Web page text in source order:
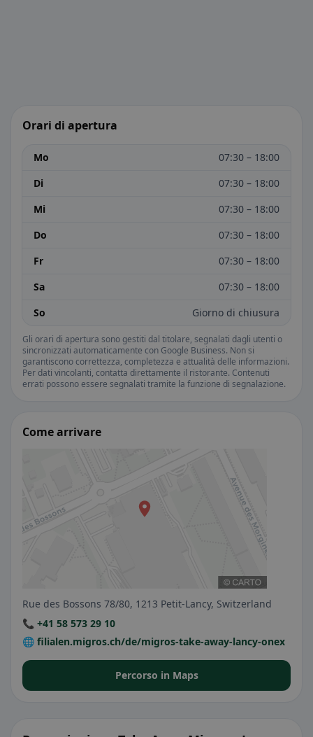
Orari di apertura
Mo
07:30 – 18:00
Di
07:30 – 18:00
Mi
07:30 – 18:00
Do
07:30 – 18:00
Fr
07:30 – 18:00
Sa
07:30 – 18:00
So
Giorno di chiusura
Gli orari di apertura sono gestiti dal titolare, segnalati dagli utenti o
sincronizzati automaticamente con Google Business. Non si
garantiscono correttezza, completezza e attualità delle informazioni.
Per dati vincolanti, contatta direttamente il ristorante. Contenuti
errati possono essere segnalati tramite la funzione di segnalazione.
Come arrivare
Rue des Bossons 78/80, 1213 Petit-Lancy, Switzerland
📞 +41 58 573 29 10
🌐 filialen.migros.ch/de/migros-take-away-lancy-onex
Percorso in Maps